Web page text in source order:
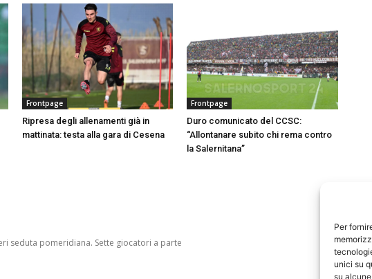
Per
unici su
su
Frontpage
Ripresa degli allenamenti già in
mattinata: testa alla gara di Cesena
Frontpage
Duro comunicato del CCSC:
“Allontanare subito chi rema contro
la Salernitana”